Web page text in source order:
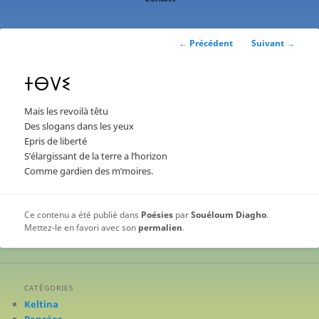
Navigation
← Précédent Suivant →
ⵜⴱⴸⵉ
Mais les revoilà têtu
Des slogans dans les yeux
Epris de liberté
S’élargissant de la terre a l’horizon
Comme gardien des m’moires.
Ce contenu a été publié dans Poésies parSouéloum Diagho.
Mettez-le en favori avec son permalien.
CATÉGORIES
Keltina